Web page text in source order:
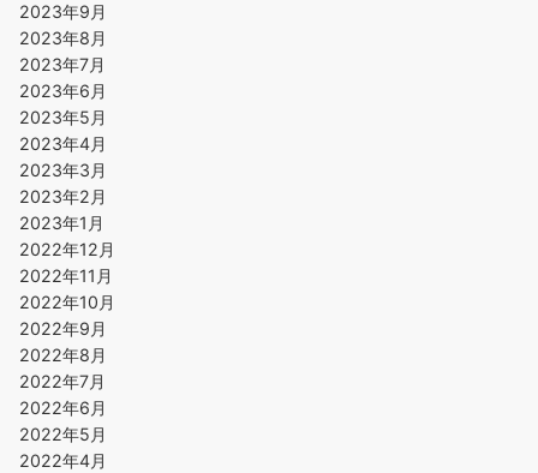
2023年9月
2023年8月
2023年7月
2023年6月
2023年5月
2023年4月
2023年3月
2023年2月
2023年1月
2022年12月
2022年11月
2022年10月
2022年9月
2022年8月
2022年7月
2022年6月
2022年5月
2022年4月